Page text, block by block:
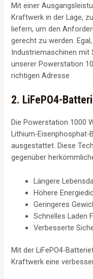
Mit einer
Kraftwerk in der Lage,
liefern, um den
gerecht zu werden.
Industriemaschinen
unserer Powerstation
richtigen Adresse.
2. LiFePO4-
Die Powerstation 1000
Lithium-Eisenphosphat-
ausgestattet. Diese
gegenüber
Längere
Höhere
Geringeres
Schnelles Laden
Verbesserte
Mit der LiFePO4-
Kraftwerk eine